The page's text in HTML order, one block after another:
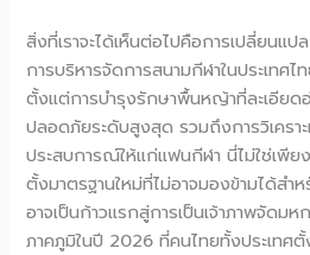
สิ่งที่เราจะได้เห็นต่อไปคือการเปลี่ยน
การบริหารจัดการสนามกีฬาในประเทศไ
ตั้งแต่การบำรุงรักษาพื้นหญ้าที่ละเอียด
ปลอดภัยระดับสูงสุด รวมถึงการวิเครา
ประสบการณ์ให้แก่แฟนกีฬา นี่ไม่ใช่เพีย
ตั้งมาตรฐานใหม่ที่ไม่อาจมองข้ามได้สำ
อาจเป็นก้าวแรกสู่การเป็นเจ้าภาพจัดม
ภาคภูมิในปี 2026 ที่คนไทยทั้งประเทศตั้